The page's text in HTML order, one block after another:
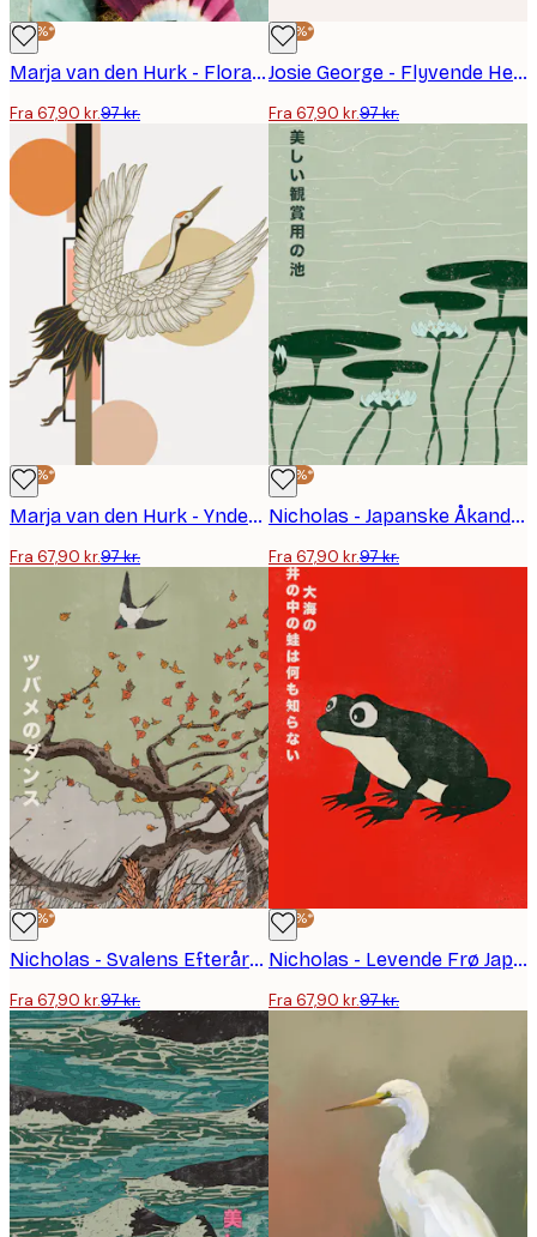
-30%*
Marja van den Hurk - Floral Geisha Portrait Plakat
Fra 67,90 kr.97 kr.
-30%*
Josie George - Flyvende Hejrer og Blomster Plakat
Fra 67,90 kr.97 kr.
-30%*
Marja van den Hurk - Yndefuld Flyvende Trane Plakat
Fra 67,90 kr.97 kr.
-30%*
Nicholas - Japanske Åkander Plakat
Fra 67,90 kr.97 kr.
-30%*
Nicholas - Svalens Efterårsdans Plakat
Fra 67,90 kr.97 kr.
-30%*
Nicholas - Levende Frø Japansk Kunst Plakat
Fra 67,90 kr.97 kr.